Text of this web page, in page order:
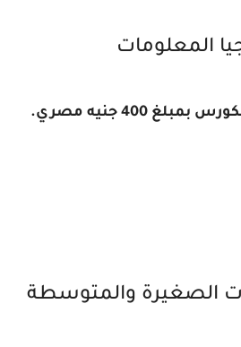
المعلومات
400 جنيه مصري.
الصغيرة والمتوسطة